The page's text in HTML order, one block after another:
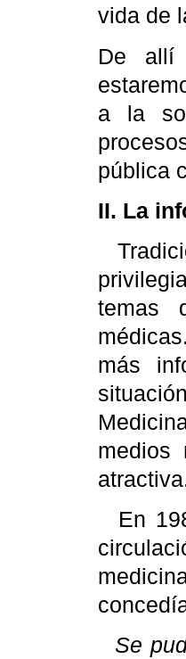
vida de
De allí
a la
pública
II. La
temas
más
medios
En
Se